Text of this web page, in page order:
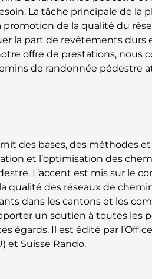
La tâche principale de la
de la qualité du
la part de revêtements durs
offre de prestations, nous
de randonnée pédestre
des bases, des méthodes
et l’optimisation des
L’accent est mis sur le
qualité des réseaux de
dans les cantons et les
un soutien à toutes les
égards. Il est édité par
et Suisse Rando.